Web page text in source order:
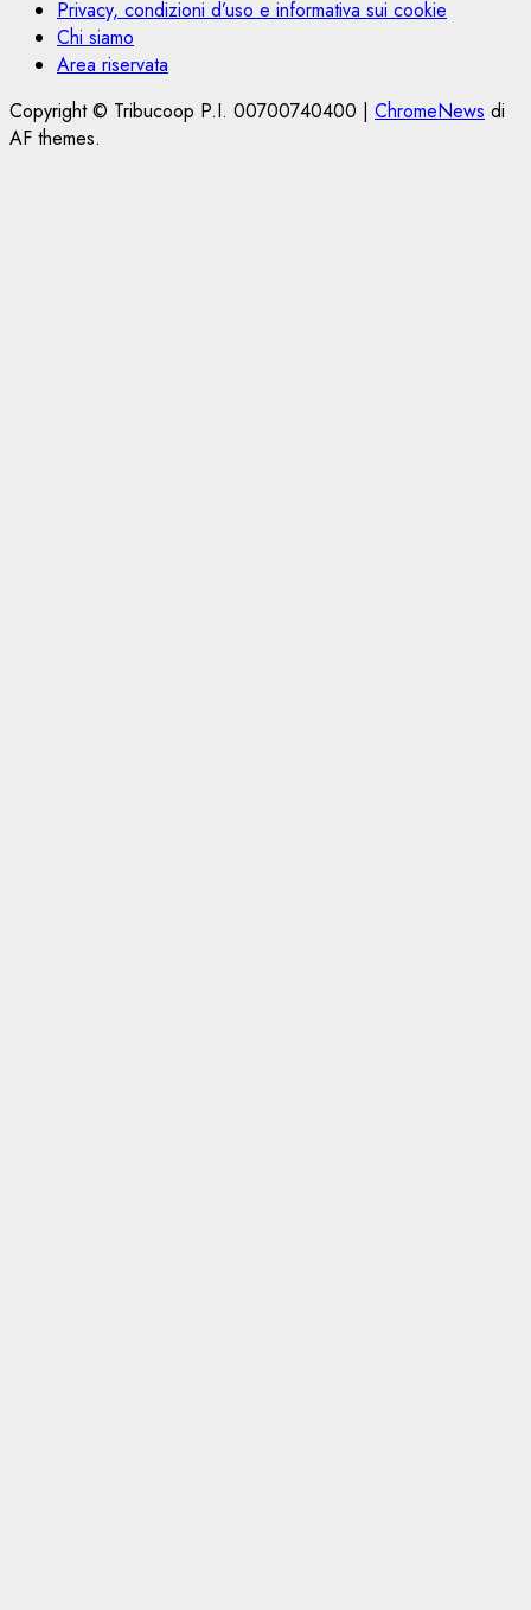
Privacy, condizioni d’uso e informativa sui cookie
Chi siamo
Area riservata
Copyright © Tribucoop P.I. 00700740400 | ChromeNews di
AF themes.